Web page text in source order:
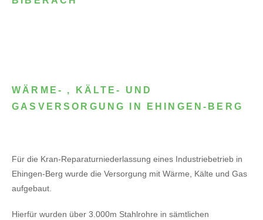
WÄRME- , KÄLTE- UND
GASVERSORGUNG IN EHINGEN-BERG
Für die Kran-Reparaturniederlassung eines Industriebetrieb in
Ehingen-Berg wurde die Versorgung mit Wärme, Kälte und Gas
aufgebaut.
Hierfür wurden über 3.000m Stahlrohre in sämtlichen